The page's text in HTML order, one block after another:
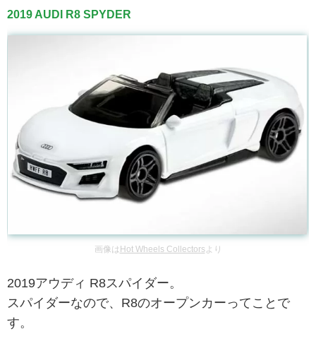
2019 AUDI R8 SPYDER
画像は Hot Wheels Collectors より
2019アウディ R8スパイダー。
スパイダーなので、R8のオープンカーってことで
す。